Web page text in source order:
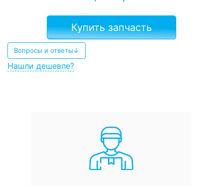
Купить запчасть
Вопросы и ответы↓
Нашли дешевле?